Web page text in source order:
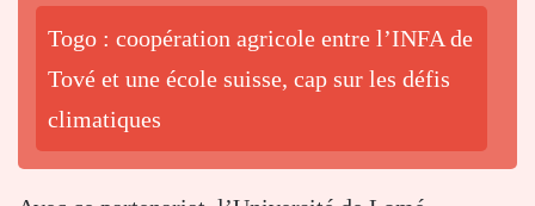
Togo : coopération agricole entre l’INFA de
Tové et une école suisse, cap sur les défis
climatiques